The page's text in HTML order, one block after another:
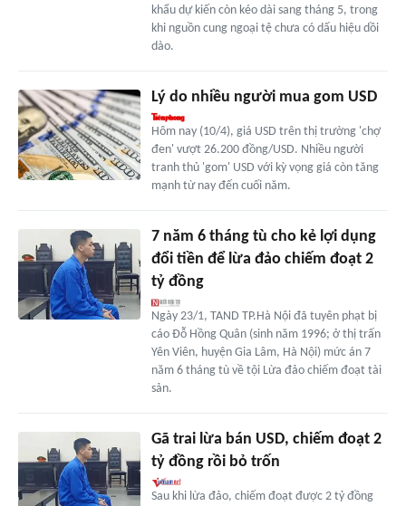
khẩu dự kiến còn kéo dài sang tháng 5, trong
khi nguồn cung ngoại tệ chưa có dấu hiệu dồi
dào.
Lý do nhiều người mua gom USD
Hôm nay (10/4), giá USD trên thị trường 'chợ
đen' vượt 26.200 đồng/USD. Nhiều người
tranh thủ 'gom' USD với kỳ vọng giá còn tăng
mạnh từ nay đến cuối năm.
7 năm 6 tháng tù cho kẻ lợi dụng
đổi tiền để lừa đảo chiếm đoạt 2
tỷ đồng
Ngày 23/1, TAND TP.Hà Nội đã tuyên phạt bị
cáo Đỗ Hồng Quân (sinh năm 1996; ở thị trấn
Yên Viên, huyện Gia Lâm, Hà Nội) mức án 7
năm 6 tháng tù về tội Lừa đảo chiếm đoạt tài
sản.
Gã trai lừa bán USD, chiếm đoạt 2
tỷ đồng rồi bỏ trốn
Sau khi lừa đảo, chiếm đoạt được 2 tỷ đồng